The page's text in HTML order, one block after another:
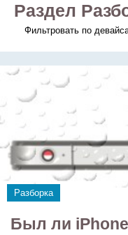
Раздел
Фильтровать по
Разборка
Был ли